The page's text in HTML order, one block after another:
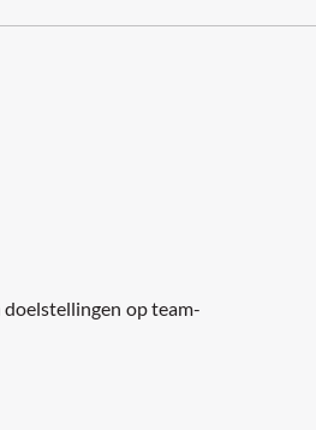
op team-